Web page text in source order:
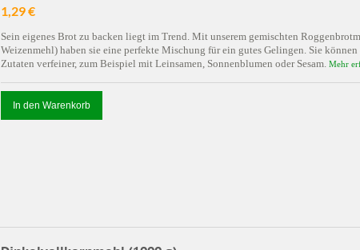
1,29 €
Sein eigenes Brot zu backen liegt im Trend. Mit unserem gemischten
Weizenmehl) haben sie eine perfekte Mischung für ein gutes Gelingen. Sie
Zutaten verfeiner, zum Beispiel mit Leinsamen, Sonnenblumen oder Sesam. Mehr
In den Warenkorb